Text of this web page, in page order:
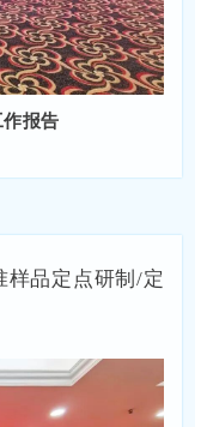
报告
样品定点研制/定